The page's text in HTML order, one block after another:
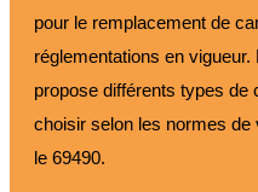
pour le remplacement de
réglementations en
propose différents types de
choisir selon les normes de
le 69490.